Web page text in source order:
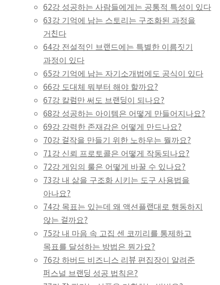
62강 성공하는 사람들에게는 공통적 특성이 있다
63강 기억에 남는 스토리는 구조화된 과정을
거친다
64강 전설적인 브랜드에는 특별한 이름짓기
과정이 있다
65강 기억에 남는 자기소개법에도 공식이 있다
66강 도대체 뭐부터 해야 할까요?
67강 칼럼만 써도 브랜딩이 되나요?
68강 성공하는 아이템은 어떻게 만들어지나요?
69강 강력한 존재감은 어떻게 만드나요?
70강 걸작을 만들기 위한 노하우는 뭘까요?
71강 신뢰 프로토콜은 어떻게 작동되나요?
72강 게임의 룰은 어떻게 바꿀 수 있나요?
73강 내 삶을 구조화 시키는 도구 사용법을
아나요?
74강 목표는 있는데 왜 액션플랜대로 행동하지
않는 걸까요?
75강 내 마음 속 고집 센 코끼리를 통제하고
목표를 달성하는 방법은 뭔가요?
76강 하버드 비즈니스 리뷰 편집장이 알려준
퍼스널 브랜딩 성공 법칙은?